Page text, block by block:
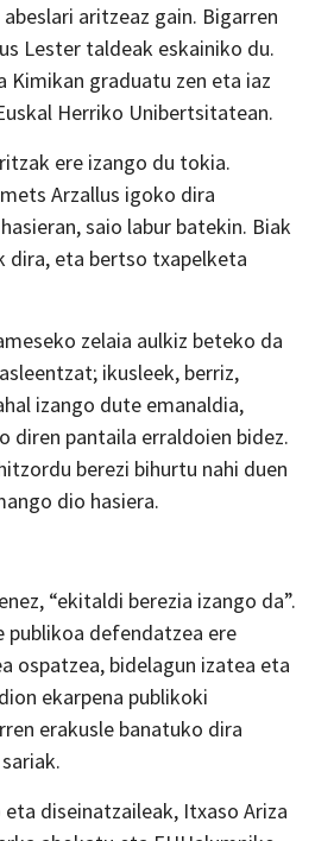
aritzeaz gain. Bigarren
Lester taldeak eskainiko du.
Kimikan graduatu zen eta iaz
Herriko Unibertsitatean.
ere izango du tokia.
Arzallus igoko dira
saio labur batekin. Biak
dira, eta bertso txapelketa
zelaia aulkiz beteko da
ikusleek, berriz,
izango dute emanaldia,
diren pantaila erraldoien bidez.
berezi bihurtu nahi duen
dio hasiera.
“ekitaldi berezia izango da”.
publikoa defendatzea ere
ospatzea, bidelagun izatea eta
ekarpena publikoki
erakusle banatuko dira
diseinatzaileak, Itxaso Ariza